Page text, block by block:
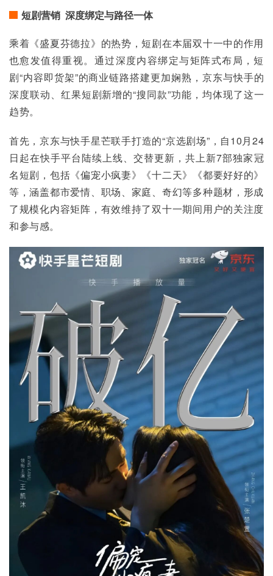
短剧营销 深度绑定与路径一体
乘着《盛夏芬德拉》的热势，短剧在本届双十一中的作用
也愈发值得重视。通过深度内容绑定与矩阵式布局，短
剧“内容即货架”的商业链路搭建更加娴熟，京东与快手的
深度联动、红果短剧新增的“搜同款”功能，均体现了这一
趋势。
首先，京东与快手星芒联手打造的“京选剧场”，自10月24
日起在快手平台陆续上线、交替更新，共上新7部独家冠
名短剧，包括《偏宠小疯妻》《十二天》《都要好好的》
等，涵盖都市爱情、职场、家庭、奇幻等多种题材，形成
了规模化内容矩阵，有效维持了双十一期间用户的关注度
和参与感。